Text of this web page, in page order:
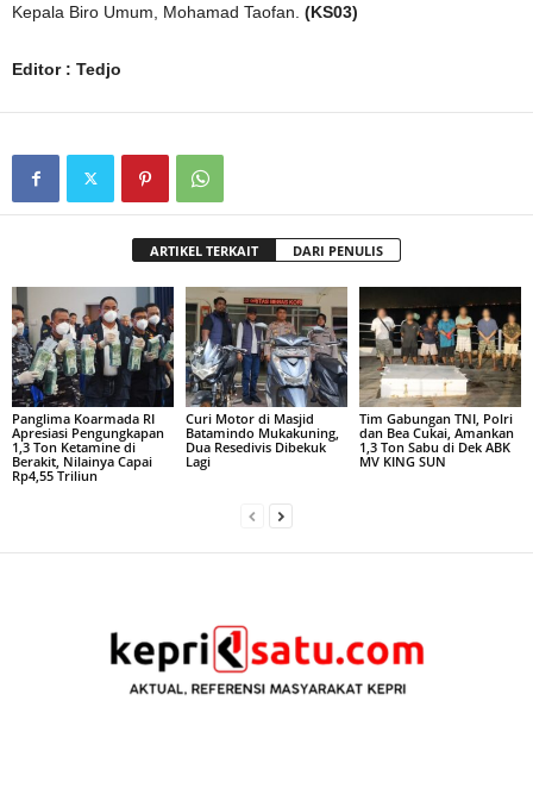
Kepala Biro Umum, Mohamad Taofan. (KS03)
Editor : Tedjo
ARTIKEL TERKAIT DARI PENULIS
Panglima Koarmada RI
Apresiasi Pengungkapan
1,3 Ton Ketamine di
Berakit, Nilainya Capai
Rp4,55 Triliun
Curi Motor di Masjid
Batamindo Mukakuning,
Dua Resedivis Dibekuk
Lagi
Tim Gabungan TNI, Polri
dan Bea Cukai, Amankan
1,3 Ton Sabu di Dek ABK
MV KING SUN